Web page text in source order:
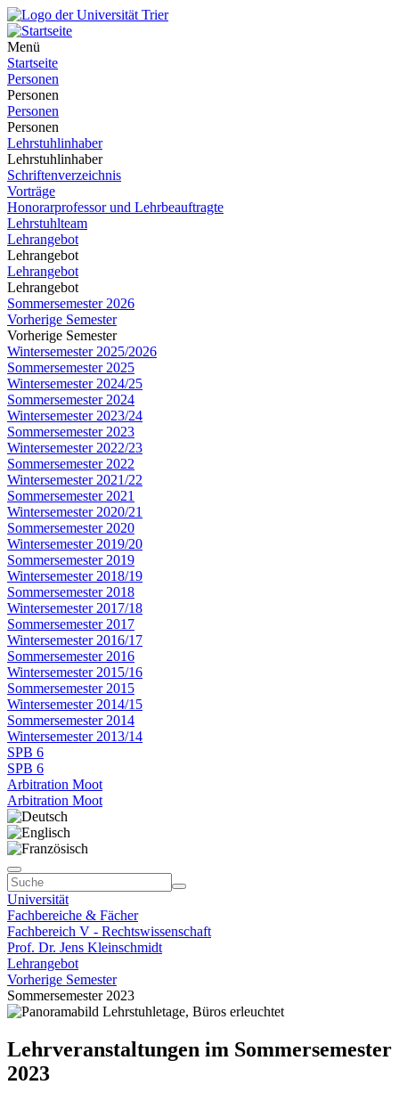
Menü
Startseite
Personen
Personen
Personen
Personen
Lehrstuhlinhaber
Lehrstuhlinhaber
Schriftenverzeichnis
Vorträge
Honorarprofessor und Lehrbeauftragte
Lehrstuhlteam
Lehrangebot
Lehrangebot
Lehrangebot
Lehrangebot
Sommersemester 2026
Vorherige Semester
Vorherige Semester
Wintersemester 2025/2026
Sommersemester 2025
Wintersemester 2024/25
Sommersemester 2024
Wintersemester 2023/24
Sommersemester 2023
Wintersemester 2022/23
Sommersemester 2022
Wintersemester 2021/22
Sommersemester 2021
Wintersemester 2020/21
Sommersemester 2020
Wintersemester 2019/20
Sommersemester 2019
Wintersemester 2018/19
Sommersemester 2018
Wintersemester 2017/18
Sommersemester 2017
Wintersemester 2016/17
Sommersemester 2016
Wintersemester 2015/16
Sommersemester 2015
Wintersemester 2014/15
Sommersemester 2014
Wintersemester 2013/14
SPB 6
SPB 6
Arbitration Moot
Arbitration Moot
Universität
Fachbereiche & Fächer
Fachbereich V - Rechtswissenschaft
Prof. Dr. Jens Kleinschmidt
Lehrangebot
Vorherige Semester
Sommersemester 2023
Lehrveranstaltungen im Sommersemester
2023